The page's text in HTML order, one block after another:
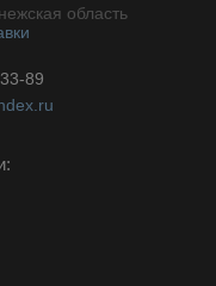
область
89